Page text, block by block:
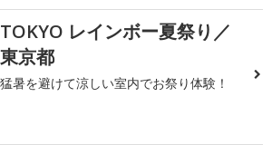
TOKYO レインボー夏祭り／
東京都
猛暑を避けて涼しい室内でお祭り体験！